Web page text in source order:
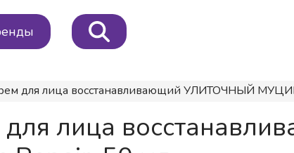
для лица восстанавливающий УЛИТОЧНЫЙ МУЦИН
для лица